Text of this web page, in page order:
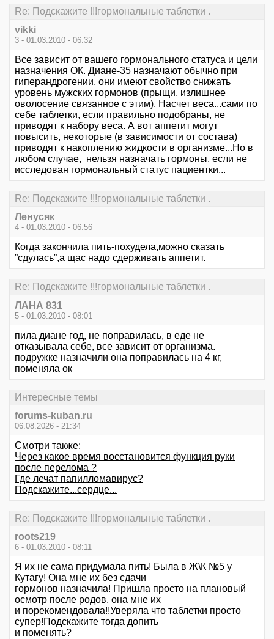
Re: Подскажите !!!гормональные таблетки .
vikki
3 - 01.03.2010 - 06:32
Все зависит от вашего гормонального статуса и цели
назначения ОК. Диане-35 назначают обычно при
гиперандрогении, они имеют свойство снижать
уровень мужских гормонов (прыщи, излишнее
оволосение связанное с этим). Насчет веса...сами по
себе таблетки, если правильно подобраны, не
приводят к набору веса. А вот аппетит могут
повысить, некоторые (в зависимости от состава)
приводят к накоплению жидкости в организме...Но в
любом случае, нельзя назначать гормоны, если не
исследован гормональный статус пациентки...
Re: Подскажите !!!гормональные таблетки .
Ленусяк
4 - 01.03.2010 - 06:56
Когда закончила пить-похудела,можно сказать
”сдулась”,а щас надо сдерживать аппетит.
Re: Подскажите !!!гормональные таблетки .
ЛАНА 831
5 - 01.03.2010 - 08:01
пила диане год, не поправилась, в еде не
отказывала себе, все зависит от организма.
подружке назначили она поправилась на 4 кг,
поменяла ок
Интересные темы
forums-kuban.ru
06.08.2026 - 21:34
Смотри также:
Через какое время восстановится функция руки
после перелома ?
Где лечат папилломавирус?
Подскажите...сердце...
Re: Подскажите !!!гормональные таблетки .
roots219
6 - 01.03.2010 - 08:11
Я их не сама придумала пить! Была в Ж\К №5 у
Кутагу! Она мне их без сдачи
гормонов назначила! Пришла просто на плановый
осмотр после родов, она мне их
и порекомендовала!!Уверяла что таблетки просто
супер!Подскажите тогда допить
и поменять?